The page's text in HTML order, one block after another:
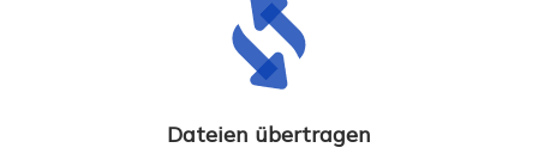
Dateien übertragen